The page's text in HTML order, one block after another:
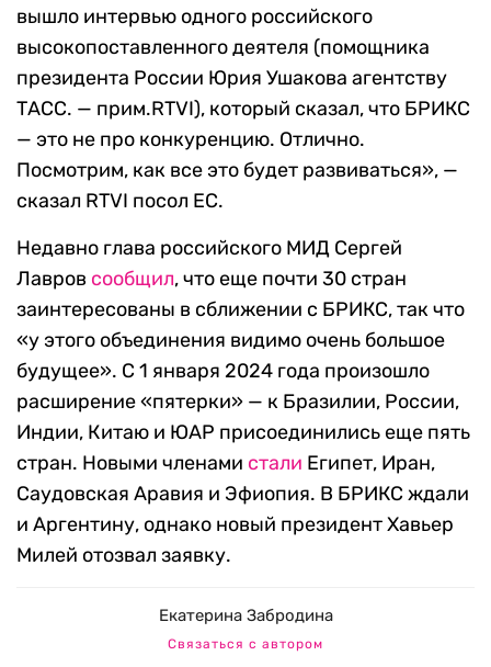
вышло интервью одного российского
высокопоставленного деятеля (помощника
президента России Юрия Ушакова агентству
ТАСС. — прим.RTVI), который сказал, что БРИКС
— это не про конкуренцию. Отлично.
Посмотрим, как все это будет развиваться», —
сказал RTVI посол ЕС.
Недавно глава российского МИД Сергей
Лавров сообщил, что еще почти 30 стран
заинтересованы в сближении с БРИКС, так что
«у этого объединения видимо очень большое
будущее». С 1 января 2024 года произошло
расширение «пятерки» — к Бразилии, России,
Индии, Китаю и ЮАР присоединились еще пять
стран. Новыми членами стали Египет, Иран,
Саудовская Аравия и Эфиопия. В БРИКС ждали
и Аргентину, однако новый президент Хавьер
Милей отозвал заявку.
Екатерина Забродина
Связаться с автором